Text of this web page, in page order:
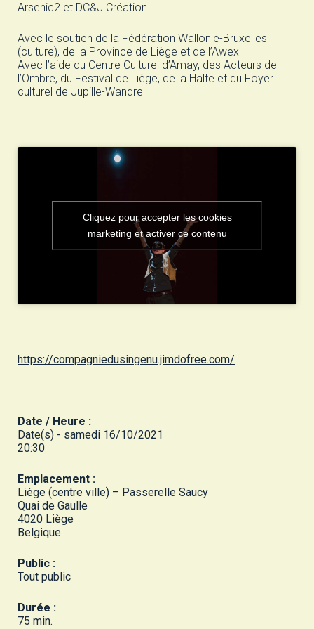
Arsenic2 et DC&J Création
Avec le soutien de la Fédération Wallonie-Bruxelles
(culture), de la Province de Liège et de l’Awex
Avec l’aide du Centre Culturel d’Amay, des Acteurs de
l’Ombre, du Festival de Liège, de la Halte et du Foyer
culturel de Jupille-Wandre
Cliquez pour accepter les cookies
marketing et activer ce contenu
https://compagniedusingenu.jimdofree.com/
Date / Heure :
Date(s) - samedi 16/10/2021
20:30
Emplacement :
Liège (centre ville) – Passerelle Saucy
Quai de Gaulle
4020 Liège
Belgique
Public :
Tout public
Durée :
75 min.